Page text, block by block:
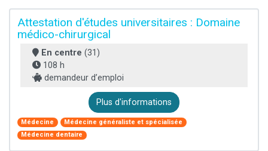
Attestation d'études universitaires : Domaine
médico-chirurgical
En centre (31)
108 h
demandeur d’emploi
Plus d'informations
Médecine
Médecine généraliste et spécialisée
Médecine dentaire